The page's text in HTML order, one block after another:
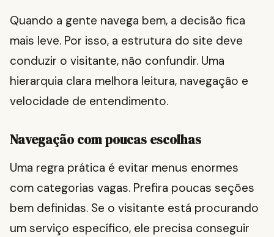
Quando a gente navega bem, a decisão fica
mais leve. Por isso, a estrutura do site deve
conduzir o visitante, não confundir. Uma
hierarquia clara melhora leitura, navegação e
velocidade de entendimento.
Navegação com poucas escolhas
Uma regra prática é evitar menus enormes
com categorias vagas. Prefira poucas seções
bem definidas. Se o visitante está procurando
um serviço específico, ele precisa conseguir